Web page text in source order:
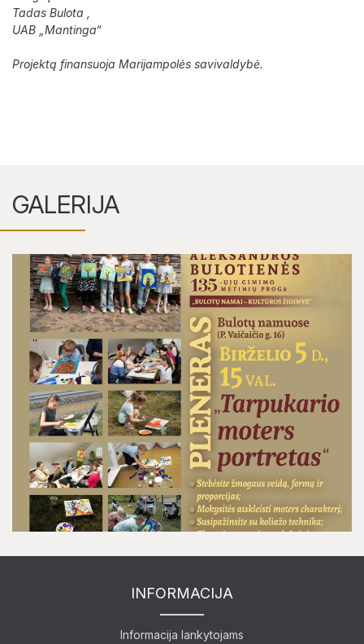
Apie mus
Ekspozicijos
Edukaciniai užsiėmimai
Tadas Bulota ,
UAB „Mantinga“
Projektą finansuoja Marijampolės savivaldybė.
GALERIJA
INFORMACIJA
Informacija lankytojams